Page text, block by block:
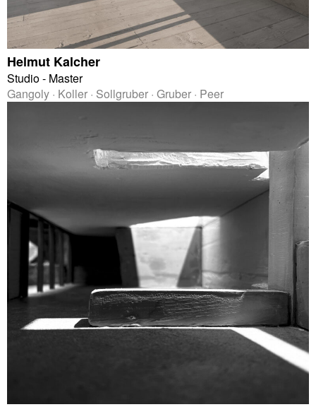
Helmut Kalcher
Studio - Master
Gangoly · Koller · Sollgruber · Gruber · Peer